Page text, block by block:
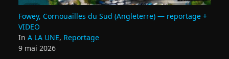
Fowey, Cornouailles du Sud (Angleterre) — reportage +
VIDEO
In A LA UNE, Reportage
9 mai 2026